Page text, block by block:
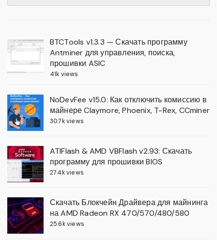
BTCTools v1.3.3 — Скачать программу
Antminer для управления, поиска,
прошивки ASIC
41k views
NoDevFee v15.0: Как отключить комиссию в
майнере Claymore, Phoenix, T-Rex, CCminer
30.7k views
ATIFlash & AMD VBFlash v2.93: Скачать
программу для прошивки BIOS
27.4k views
Скачать Блокчейн Драйвера для майнинга
на AMD Radeon RX 470/570/480/580
25.6k views